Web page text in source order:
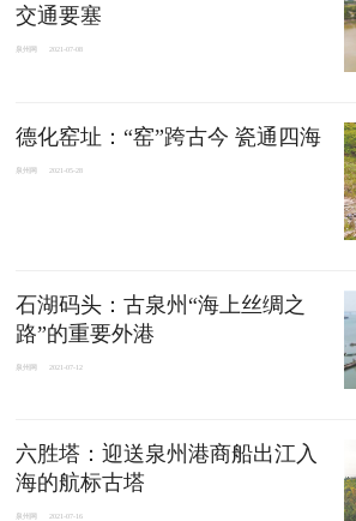
交通要塞
泉州网 2021-07-08
德化窑址：“窑”跨古今 瓷通四海
泉州网 2021-05-28
石湖码头：古泉州“海上丝绸之
路”的重要外港
泉州网 2021-07-12
六胜塔：迎送泉州港商船出江入
海的航标古塔
泉州网 2021-07-16